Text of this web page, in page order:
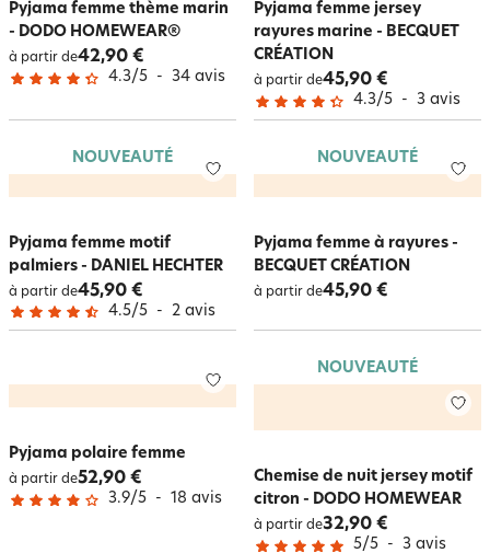
Pyjama femme thème marin
- DODO HOMEWEAR®
à partir de42,90 €
4.3/5 - 34 avis
Pyjama femme jersey
rayures marine - BECQUET
CRÉATION
à partir de45,90 €
4.3/5 - 3 avis
NOUVEAUTÉ
Pyjama femme motif
palmiers - DANIEL HECHTER
à partir de45,90 €
4.5/5 - 2 avis
NOUVEAUTÉ
Pyjama femme à rayures -
BECQUET CRÉATION
à partir de45,90 €
Pyjama polaire femme
à partir de52,90 €
3.9/5 - 18 avis
NOUVEAUTÉ
Chemise de nuit jersey motif
citron - DODO HOMEWEAR
à partir de32,90 €
5/5 - 3 avis